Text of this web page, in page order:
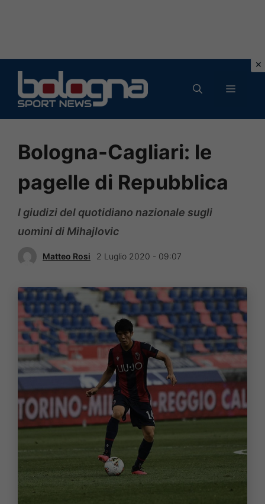
contenuto
MENU
Bologna-Cagliari: le
pagelle di Repubblica
I giudizi del quotidiano nazionale sugli
uomini di Mihajlovic
Matteo Rosi 2 Luglio 2020 - 09:07